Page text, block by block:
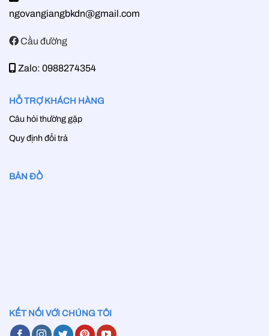
ngovangiangbkdn@gmail.com
Cầu đường
Zalo: 0988274354
HỖ TRỢ KHÁCH HÀNG
Câu hỏi thường gặp
Quy định đổi trả
BẢN ĐỒ
KẾT NỐI VỚI CHÚNG TÔI